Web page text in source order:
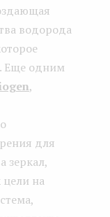
водорода
Еще одним
,
для
зеркал,
на